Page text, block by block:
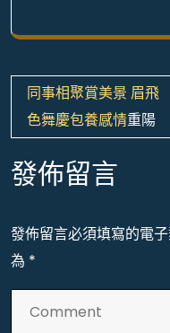
文
章
導
覽
同事相聚賞美景 眉飛
色舞慶包養感情重陽
發佈留言
發佈留言必須填寫的電
為 *